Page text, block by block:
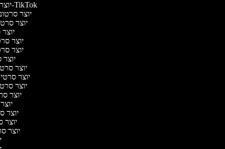
יוצר סרטונים ל-TikTok
יוצר
יוצר
יוצר
יוצר
יוצר
יוצר
יוצר סרטי
יוצר
יוצר
יוצר
יוצר
יוצר